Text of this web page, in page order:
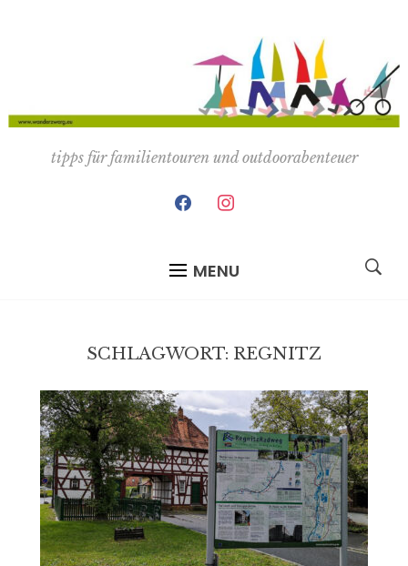
tipps für familientouren und outdoorabenteuer
facebookinstagram
MENU
SCHLAGWORT: REGNITZ